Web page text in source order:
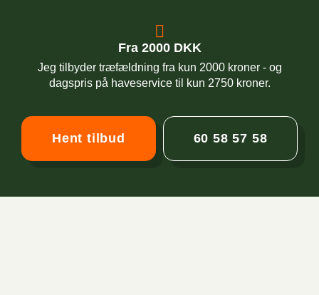
Fra 2000 DKK
Jeg tilbyder træfældning fra kun 2000 kroner - og
dagspris på haveservice til kun 2750 kroner.
Hent tilbud 60 58 57 58